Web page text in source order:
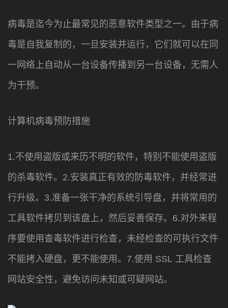
病毒是迄今为止最常见的恶意软件类型之一。由于病
毒是自我复制的，一旦安装并运行，它们就可以在同
一网络上自动从一台设备传播到另一台设备，无需人
为干预。
计算机病毒预防措施
1.不使用盗版或来历不明的软件，特别不能使用盗版
的杀毒软件。2.安装真正有效的防毒软件，并经常进
行升级。3.准备一张干净的系统引导盘，并将常用的
工具软件拷贝到该盘上，然后妥善保存。6.对外来程
序要使用查毒软件进行检查，未经检查的可执行文件
不能拷入硬盘，更不能使用。7.使用 SSL 工具检查
网站安全性，避免访问未知或可疑网站。